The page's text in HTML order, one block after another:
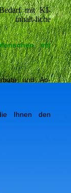
mit KI-
liche
mit
und An-
Ihnen den